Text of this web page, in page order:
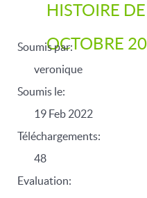
HISTOIRE
OCTOBRE
Soumis par:
veronique
Soumis le:
19 Feb 2022
Téléchargements:
48
Evaluation: